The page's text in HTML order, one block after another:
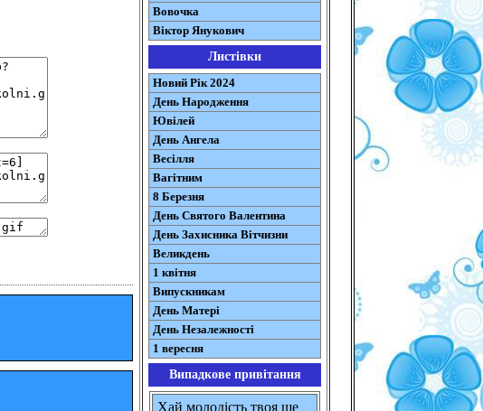
Вовочка
Віктор Янукович
Листівки
Новий Рік 2024
День Народження
Ювілей
День Ангела
Весілля
Вагітним
8 Березня
День Святого Валентина
День Захисника Вітчизни
Великдень
1 квітня
Випускникам
День Матері
День Незалежності
1 вересня
Випадкове привітання
Хай молодість твоя ще